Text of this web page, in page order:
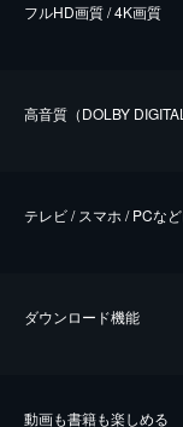
フルHD画質 / 4K画質
⾼⾳質（DOLBY
テレビ / スマホ / PCな
ダウンロード機能
動画も書籍も楽しめる